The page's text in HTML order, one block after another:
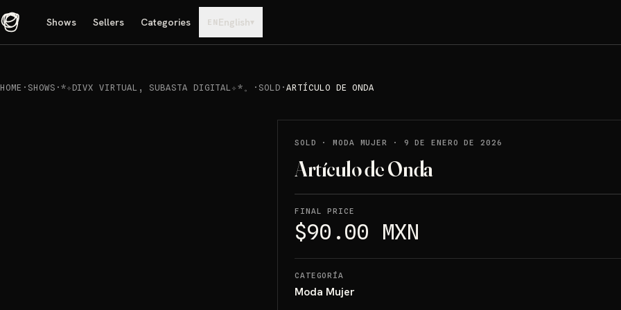
Shows Sellers Categories EN English▾
HOME · SHOWS · *✧DIVX VIRTUAL, SUBASTA DIGITAL✧⁠*⁠。 · SOLD · ARTÍCULO DE ONDA
SOLD ·MODA MUJER · 9 DE ENERO DE 2026
Artículo de Onda
FINAL PRICE
$90.00 MXN
CATEGORÍA
Moda Mujer